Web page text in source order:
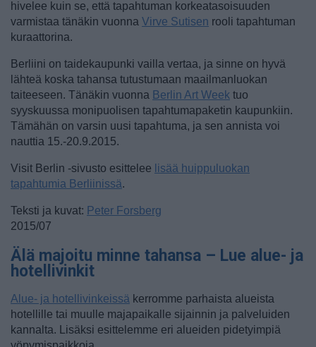
hivelee kuin se, että tapahtuman korkeatasoisuuden
varmistaa tänäkin vuonna Virve Sutisen rooli tapahtuman
kuraattorina.
Berliini on taidekaupunki vailla vertaa, ja sinne on hyvä
lähteä koska tahansa tutustumaan maailmanluokan
taiteeseen. Tänäkin vuonna Berlin Art Week tuo
syyskuussa monipuolisen tapahtumapaketin kaupunkiin.
Tämähän on varsin uusi tapahtuma, ja sen annista voi
nauttia 15.-20.9.2015.
Visit Berlin -sivusto esittelee lisää huippuluokan
tapahtumia Berliinissä.
Teksti ja kuvat: Peter Forsberg
2015/07
Älä majoitu minne tahansa – Lue alue- ja
hotellivinkit
Alue- ja hotellivinkeissä kerromme parhaista alueista
hotellille tai muulle majapaikalle sijainnin ja palveluiden
kannalta. Lisäksi esittelemme eri alueiden pidetyimpiä